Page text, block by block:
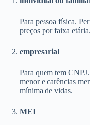
Para pessoa física.
preços por faixa etária.
empresarial
Para quem tem
menor e carências
mínima de vidas.
MEI